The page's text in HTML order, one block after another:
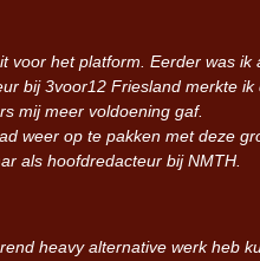
voor het platform. Eerder was ik
bij 3voor12 Friesland merkte ik
mij meer voldoening gaf.
weer op te pakken met deze
als hoofdredacteur bij NMTH.
heavy alternative werk heb